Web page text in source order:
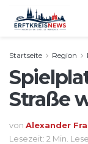
Startseite Region
Straße
von Alexander
Lesezeit: 2 Min.